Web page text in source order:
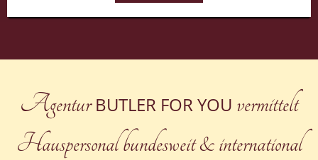
AgenturBUTLER FOR YOU vermittelt
Hauspersonal bundesweit & international